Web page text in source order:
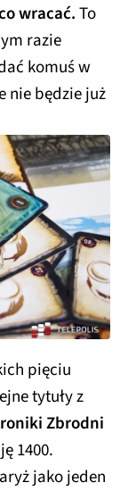
wracać.To
razie
komuś w
nie będzie już
pięciu
tytuły z
Zbrodni
1400.
jako jeden